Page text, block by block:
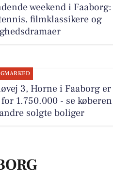
weekend i Faaborg:
filmklassikere og
3, Horne i Faaborg er
1.750.000 - se køberen
solgte boliger